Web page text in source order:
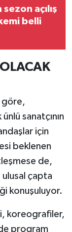
açılış
belli
göre,
sanatçının
için
beklenen
de,
ulusal çapta
konuşuluyor.
koreografiler,
program